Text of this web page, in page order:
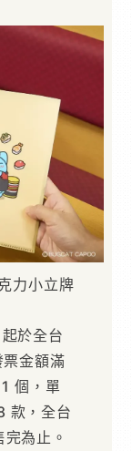
力小立牌
於全台
金額滿
個，單
款，全台
為止。